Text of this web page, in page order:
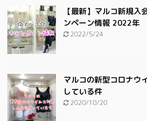
【最新】マルコ新規入
ンペーン情報 2022年
2022/5/24
マルコの新型コロナウ
している件
2020/10/20